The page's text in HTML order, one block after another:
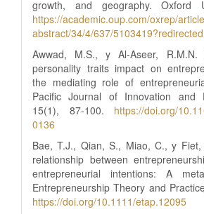
growth, and geography. Oxford
https://academic.oup.com/oxrep/
abstract/34/4/637/
Awwad, M.S., y Al-Aseer,
personality traits impact on
the mediating role of
Pacific Journal of Innovation and
15(1), 87-100. https://doi.org/
0136
Bae, T.J., Qian, S., Miao, C., y
relationship between
entrepreneurial intentions: A
Entrepreneurship Theory and
https://doi.org/10.1111/etap.12095